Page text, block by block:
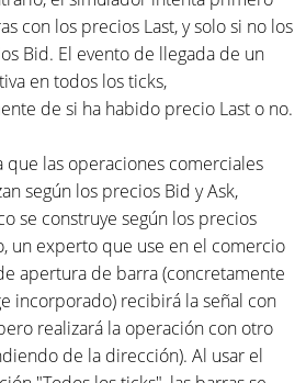
con los precios Last, y solo si no los
Bid. El evento de llegada de un
en todos los ticks,
de si ha habido precio Last o no.
que las operaciones comerciales
según los precios Bid y Ask,
se construye según los precios
un experto que use en el comercio
apertura de barra (concretamente
incorporado) recibirá la señal con
realizará la operación con otro
de la dirección). Al usar el